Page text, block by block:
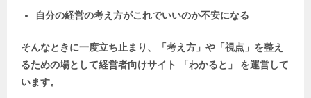
自分の経営の考え方がこれでいいのか不安になる
そんなときに一度立ち止まり、「考え方」や「視点」を整え
るための場として経営者向けサイト 「わかると」 を運営して
います。